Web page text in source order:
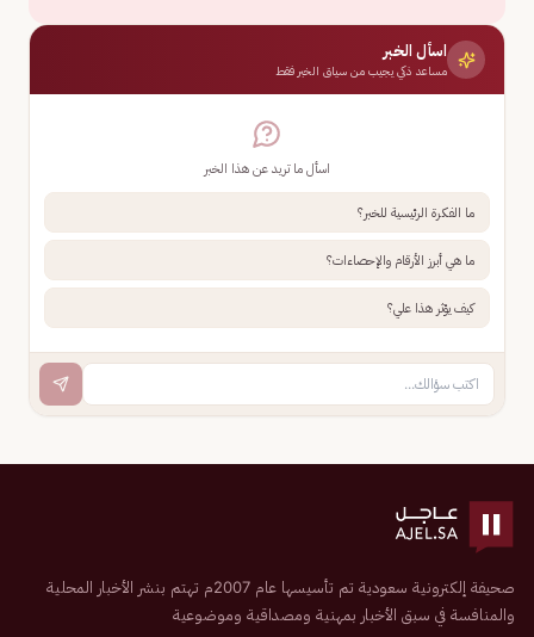
اسأل الخبر
مساعد ذكي يجيب من سياق الخبر فقط
اسأل ما تريد عن هذا الخبر
ما الفكرة الرئيسية للخبر؟
ما هي أبرز الأرقام والإحصاءات؟
كيف يؤثر هذا علي؟
صحيفة إلكترونية سعودية تم تأسيسها عام 2007م تهتم بنشر الأخبار المحلية
والمنافسة في سبق الأخبار بمهنية ومصداقية وموضوعية